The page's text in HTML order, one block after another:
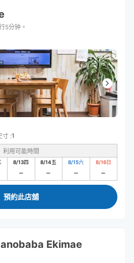
5分钟。
寸 :1
利用可能時間
8/13四 8/14五 8/15六 8/16日
預約此店舖
Ekimae